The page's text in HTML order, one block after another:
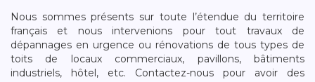
Nous sommes présents sur toute l’étendue du territoire
français et nous intervenions pour tout travaux de
dépannages en urgence ou rénovations de tous types de
toits de locaux commerciaux, pavillons, bâtiments
industriels, hôtel, etc. Contactez-nous pour avoir des